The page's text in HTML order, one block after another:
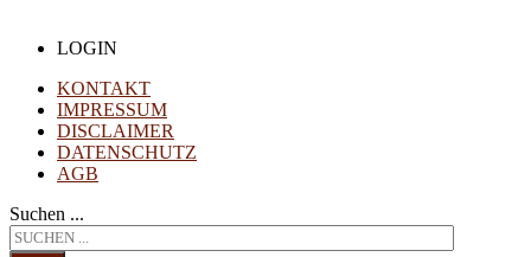
LOGIN
KONTAKT
IMPRESSUM
DISCLAIMER
DATENSCHUTZ
AGB
Suchen ...